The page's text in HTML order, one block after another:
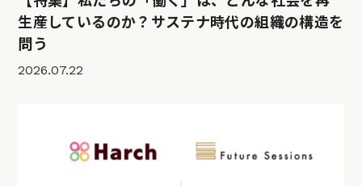
生産しているのか？サステナ時代の組織の構造を
問う
2026.07.22